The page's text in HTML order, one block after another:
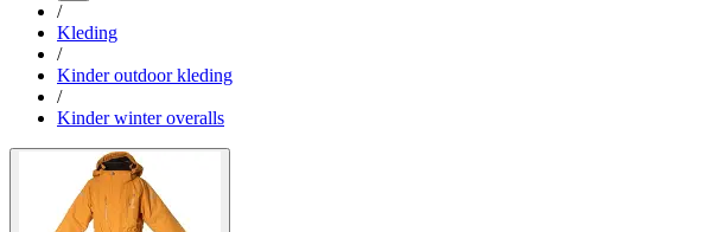
/
Kleding
/
Kinder outdoor kleding
/
Kinder winter overalls